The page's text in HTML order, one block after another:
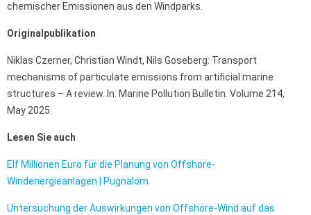
chemischer Emissionen aus den Windparks.
Originalpublikation
Niklas Czerner, Christian Windt, Nils Goseberg: Transport
mechanisms of particulate emissions from artificial marine
structures – A review. In: Marine Pollution Bulletin. Volume 214,
May 2025.
Lesen Sie auch
Elf Millionen Euro für die Planung von Offshore-
Windenergieanlagen | Pugnalom
Untersuchung der Auswirkungen von Offshore-Wind auf das